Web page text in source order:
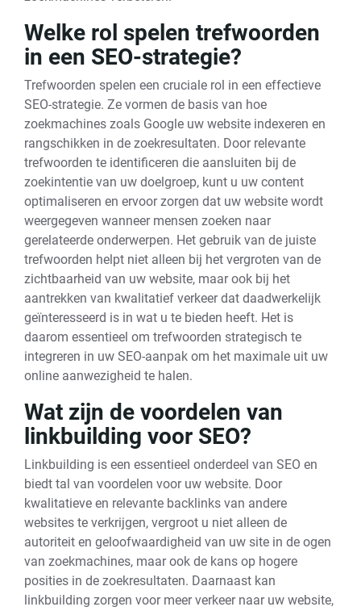
Welke rol spelen trefwoorden
in een SEO-strategie?
Trefwoorden spelen een cruciale rol in een effectieve
SEO-strategie. Ze vormen de basis van hoe
zoekmachines zoals Google uw website indexeren en
rangschikken in de zoekresultaten. Door relevante
trefwoorden te identificeren die aansluiten bij de
zoekintentie van uw doelgroep, kunt u uw content
optimaliseren en ervoor zorgen dat uw website wordt
weergegeven wanneer mensen zoeken naar
gerelateerde onderwerpen. Het gebruik van de juiste
trefwoorden helpt niet alleen bij het vergroten van de
zichtbaarheid van uw website, maar ook bij het
aantrekken van kwalitatief verkeer dat daadwerkelijk
geïnteresseerd is in wat u te bieden heeft. Het is
daarom essentieel om trefwoorden strategisch te
integreren in uw SEO-aanpak om het maximale uit uw
online aanwezigheid te halen.
Wat zijn de voordelen van
linkbuilding voor SEO?
Linkbuilding is een essentieel onderdeel van SEO en
biedt tal van voordelen voor uw website. Door
kwalitatieve en relevante backlinks van andere
websites te verkrijgen, vergroot u niet alleen de
autoriteit en geloofwaardigheid van uw site in de ogen
van zoekmachines, maar ook de kans op hogere
posities in de zoekresultaten. Daarnaast kan
linkbuilding zorgen voor meer verkeer naar uw website,